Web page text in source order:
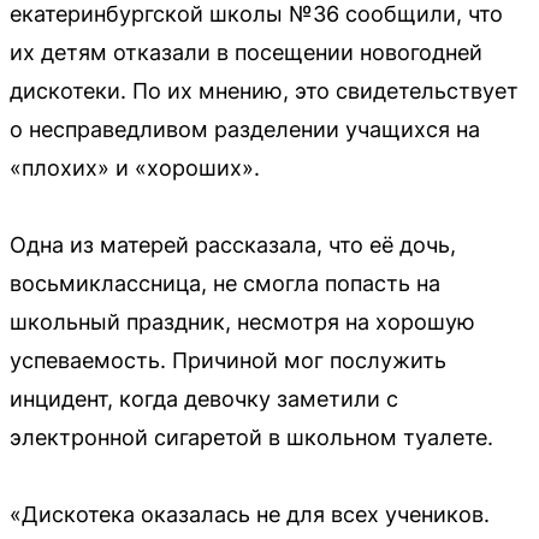
екатеринбургской школы №36 сообщили, что
их детям отказали в посещении новогодней
дискотеки. По их мнению, это свидетельствует
о несправедливом разделении учащихся на
«плохих» и «хороших».
Одна из матерей рассказала, что её дочь,
восьмиклассница, не смогла попасть на
школьный праздник, несмотря на хорошую
успеваемость. Причиной мог послужить
инцидент, когда девочку заметили с
электронной сигаретой в школьном туалете.
«Дискотека оказалась не для всех учеников.